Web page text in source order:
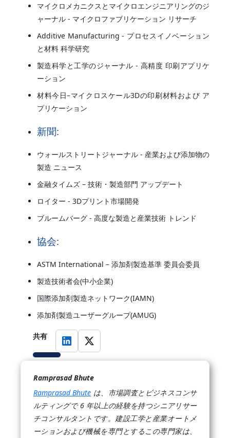
マイクロメカニクスとマイクロエンジニアリングのジ
ャーナル - マイクロファブリケーション リサーチ
Additive Manufacturing - プロセスイノベーション
と材料 科学研究
製造科学と工学のジャーナル - 高精度 印刷アプリケ
ーション
材料今日–マイクロスケール3Dの印刷材料および ア
プリケーション
新聞:
ウォールストリートジャーナル - 産業および添加物の
製造 ニュース
金融タイムズ – 技術・製造部門 アップデート
ロイター - 3Dプリント市場開発
ブルームバーグ - 高度な製造と産業技術 トレンド
協会:
ASTM International – 添加剤製造基準 委員会委員
製造技術者会(中小企業)
国際添加剤製造ネットワーク(IAMN)
添加剤製造ユーザーグループ(AMUG)
共有
Ramprasad Bhute
Ramprasad Bhute は、市場調査とビジネスコンサ
ルティングで 6 年以上の経験を持つシニアリサー
チコンサルタントです。建設工学と産業オートメ
ーションおよび機械を専門とするこの専門家は、